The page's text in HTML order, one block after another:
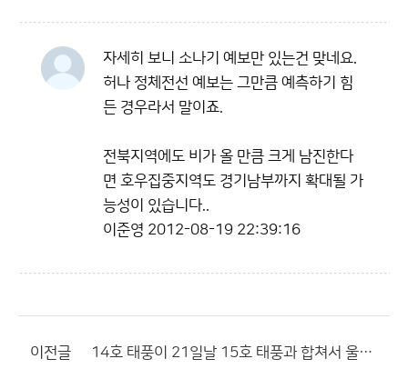
자세히 보니 소나기 예보만 있는건 맞네요.
허나 정체전선 예보는 그만큼 예측하기 힘
든 경우라서 말이죠.
전북지역에도 비가 올 만큼 크게 남진한다
면 호우집중지역도 경기남부까지 확대될 가
능성이 있습니다..
이준영 2012-08-19 22:39:16
이전글 14호 태풍이 21일날 15호 태풍과 합쳐서 울나라에 올라옴 돌발상황!!